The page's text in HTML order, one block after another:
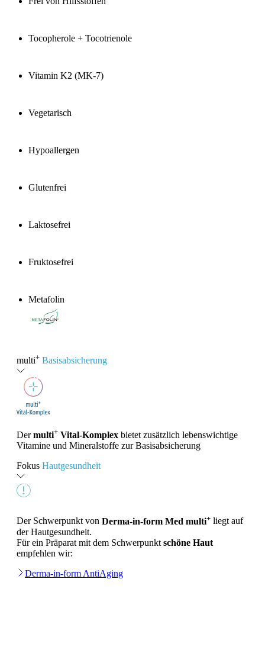
Tocopherole + Tocotrienole
Vitamin K2 (MK-7)
Vegetarisch
Hypoallergen
Glutenfrei
Laktosefrei
Fruktosefrei
Metafolin
®
multi+ Basisabsicherung
Dermulti+ Vital-Komplex bietet zusätzlich lebenswichtige
Vitamine und Mineralstoffe zur Basisabsicherung
Fokus Hautgesundheit
Der Schwerpunkt von Derma-in-form Med multi+ liegt auf
der Hautgesundheit.
Für ein Präparat mit dem Schwerpunkt schöne Haut
empfehlen wir:
Derma-in-form AntiAging